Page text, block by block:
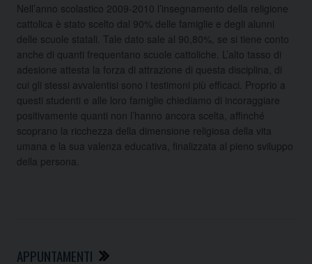
Nell’anno scolastico 2009-2010 l’insegnamento della religione
cattolica è stato scelto dal 90% delle famiglie e degli alunni
delle scuole statali. Tale dato sale al 90,80%, se si tiene conto
anche di quanti frequentano scuole cattoliche. L’alto tasso di
adesione attesta la forza di attrazione di questa disciplina, di
cui gli stessi avvalentisi sono i testimoni più efficaci. Proprio a
questi studenti e alle loro famiglie chiediamo di incoraggiare
positivamente quanti non l’hanno ancora scelta, affinché
scoprano la ricchezza della dimensione religiosa della vita
umana e la sua valenza educativa, finalizzata al pieno sviluppo
della persona.
APPUNTAMENTI